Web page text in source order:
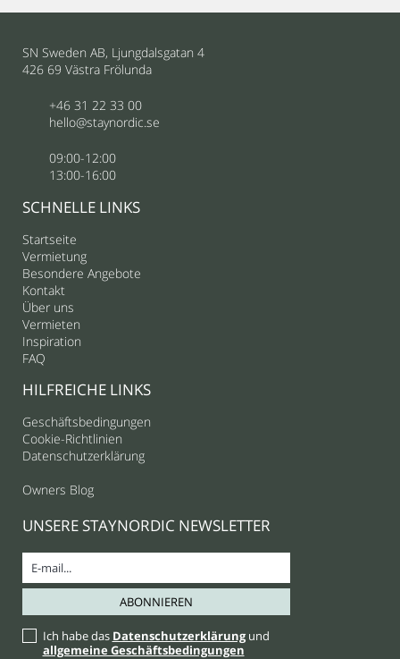
SN Sweden AB, Ljungdalsgatan 4
426 69 Västra Frölunda
+46 31 22 33 00
hello@staynordic.se
09:00-12:00
13:00-16:00
SCHNELLE LINKS
Startseite
Vermietung
Besondere Angebote
Kontakt
Über uns
Vermieten
Inspiration
FAQ
HILFREICHE LINKS
Geschäftsbedingungen
Cookie-Richtlinien
Datenschutzerklärung
Owners Blog
UNSERE STAYNORDIC NEWSLETTER
Ich habe das Datenschutzerklärungund
allgemeine Geschäftsbedingungen